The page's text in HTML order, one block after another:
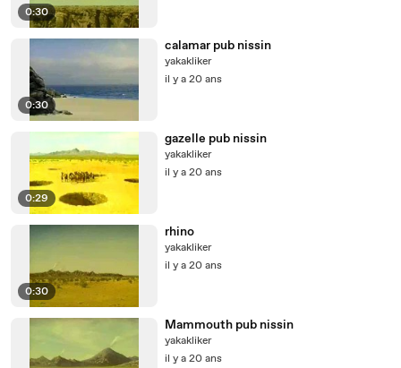
0:30
0:30
calamar pub nissin
yakakliker
il y a 20 ans
0:29
gazelle pub nissin
yakakliker
il y a 20 ans
0:30
rhino
yakakliker
il y a 20 ans
Mammouth pub nissin
yakakliker
il y a 20 ans